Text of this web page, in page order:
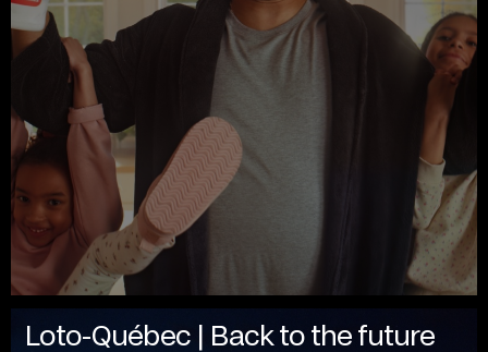
Loto-Québec | Back to the future